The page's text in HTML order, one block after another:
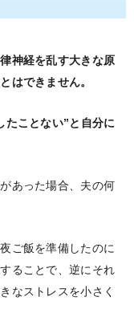
神経を乱す大きな原
はできません。
たことない”と自分に
あった場合、夫の何
ご飯を準備したのに
ることで、逆にそれ
なストレスを小さく